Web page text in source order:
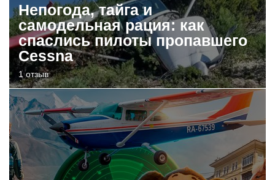
Непогода, тайга и
самодельная рация: как
спаслись пилоты пропавшего
Cessna
1 отзыв